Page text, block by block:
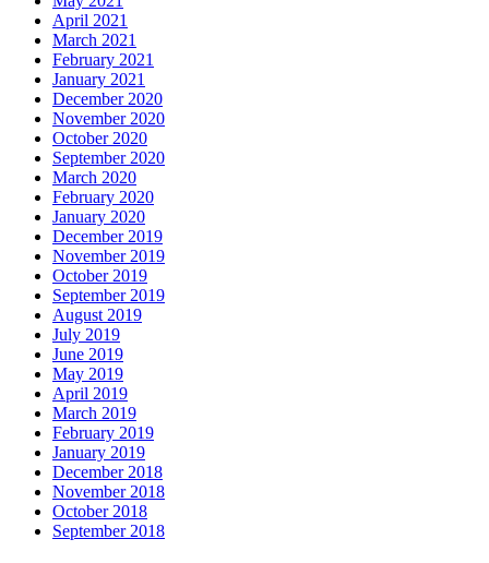
April 2021
March 2021
February 2021
January 2021
December 2020
November 2020
October 2020
September 2020
March 2020
February 2020
January 2020
December 2019
November 2019
October 2019
September 2019
August 2019
July 2019
June 2019
May 2019
April 2019
March 2019
February 2019
January 2019
December 2018
November 2018
October 2018
September 2018